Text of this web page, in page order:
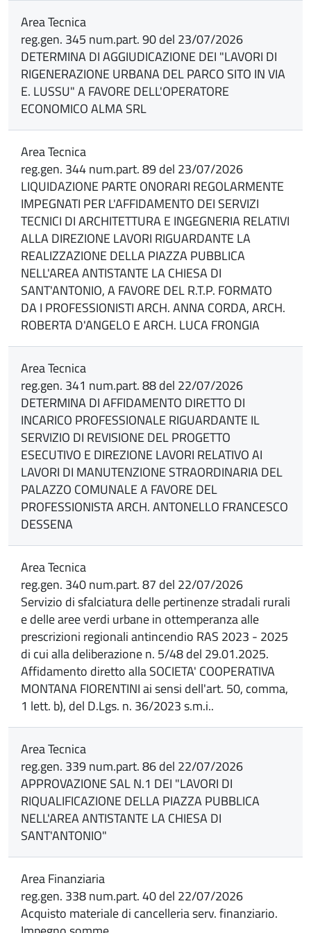
Area Tecnica
reg.gen. 345 num.part. 90 del 23/07/2026
DETERMINA DI AGGIUDICAZIONE DEI "LAVORI DI
RIGENERAZIONE URBANA DEL PARCO SITO IN VIA
E. LUSSU" A FAVORE DELL'OPERATORE
ECONOMICO ALMA SRL
Area Tecnica
reg.gen. 344 num.part. 89 del 23/07/2026
LIQUIDAZIONE PARTE ONORARI REGOLARMENTE
IMPEGNATI PER L'AFFIDAMENTO DEI SERVIZI
TECNICI DI ARCHITETTURA E INGEGNERIA RELATIVI
ALLA DIREZIONE LAVORI RIGUARDANTE LA
REALIZZAZIONE DELLA PIAZZA PUBBLICA
NELL'AREA ANTISTANTE LA CHIESA DI
SANT'ANTONIO, A FAVORE DEL R.T.P. FORMATO
DA I PROFESSIONISTI ARCH. ANNA CORDA, ARCH.
ROBERTA D'ANGELO E ARCH. LUCA FRONGIA
Area Tecnica
reg.gen. 341 num.part. 88 del 22/07/2026
DETERMINA DI AFFIDAMENTO DIRETTO DI
INCARICO PROFESSIONALE RIGUARDANTE IL
SERVIZIO DI REVISIONE DEL PROGETTO
ESECUTIVO E DIREZIONE LAVORI RELATIVO AI
LAVORI DI MANUTENZIONE STRAORDINARIA DEL
PALAZZO COMUNALE A FAVORE DEL
PROFESSIONISTA ARCH. ANTONELLO FRANCESCO
DESSENA
Area Tecnica
reg.gen. 340 num.part. 87 del 22/07/2026
Servizio di sfalciatura delle pertinenze stradali rurali
e delle aree verdi urbane in ottemperanza alle
prescrizioni regionali antincendio RAS 2023 - 2025
di cui alla deliberazione n. 5/48 del 29.01.2025.
Affidamento diretto alla SOCIETA' COOPERATIVA
MONTANA FIORENTINI ai sensi dell'art. 50, comma,
1 lett. b), del D.Lgs. n. 36/2023 s.m.i..
Area Tecnica
reg.gen. 339 num.part. 86 del 22/07/2026
APPROVAZIONE SAL N.1 DEI "LAVORI DI
RIQUALIFICAZIONE DELLA PIAZZA PUBBLICA
NELL'AREA ANTISTANTE LA CHIESA DI
SANT'ANTONIO"
Area Finanziaria
reg.gen. 338 num.part. 40 del 22/07/2026
Acquisto materiale di cancelleria serv. finanziario.